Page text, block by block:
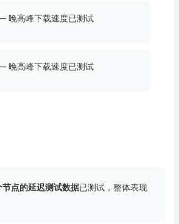
晚高峰下载速度已测试
晚高峰下载速度已测试
点的延迟测试数据已测试，整体表现